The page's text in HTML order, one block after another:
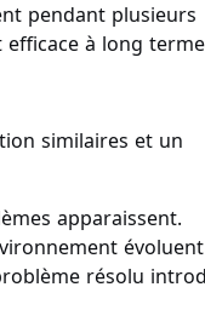
pendant plusieurs
efficace à long
similaires et un
apparaissent.
évoluent
résolu